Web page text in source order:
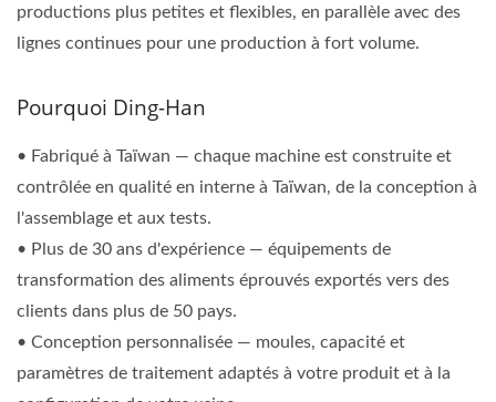
productions plus petites et flexibles, en parallèle avec des
lignes continues pour une production à fort volume.
Pourquoi Ding-Han
• Fabriqué à Taïwan — chaque machine est construite et
contrôlée en qualité en interne à Taïwan, de la conception à
l'assemblage et aux tests.
• Plus de 30 ans d'expérience — équipements de
transformation des aliments éprouvés exportés vers des
clients dans plus de 50 pays.
• Conception personnalisée — moules, capacité et
paramètres de traitement adaptés à votre produit et à la